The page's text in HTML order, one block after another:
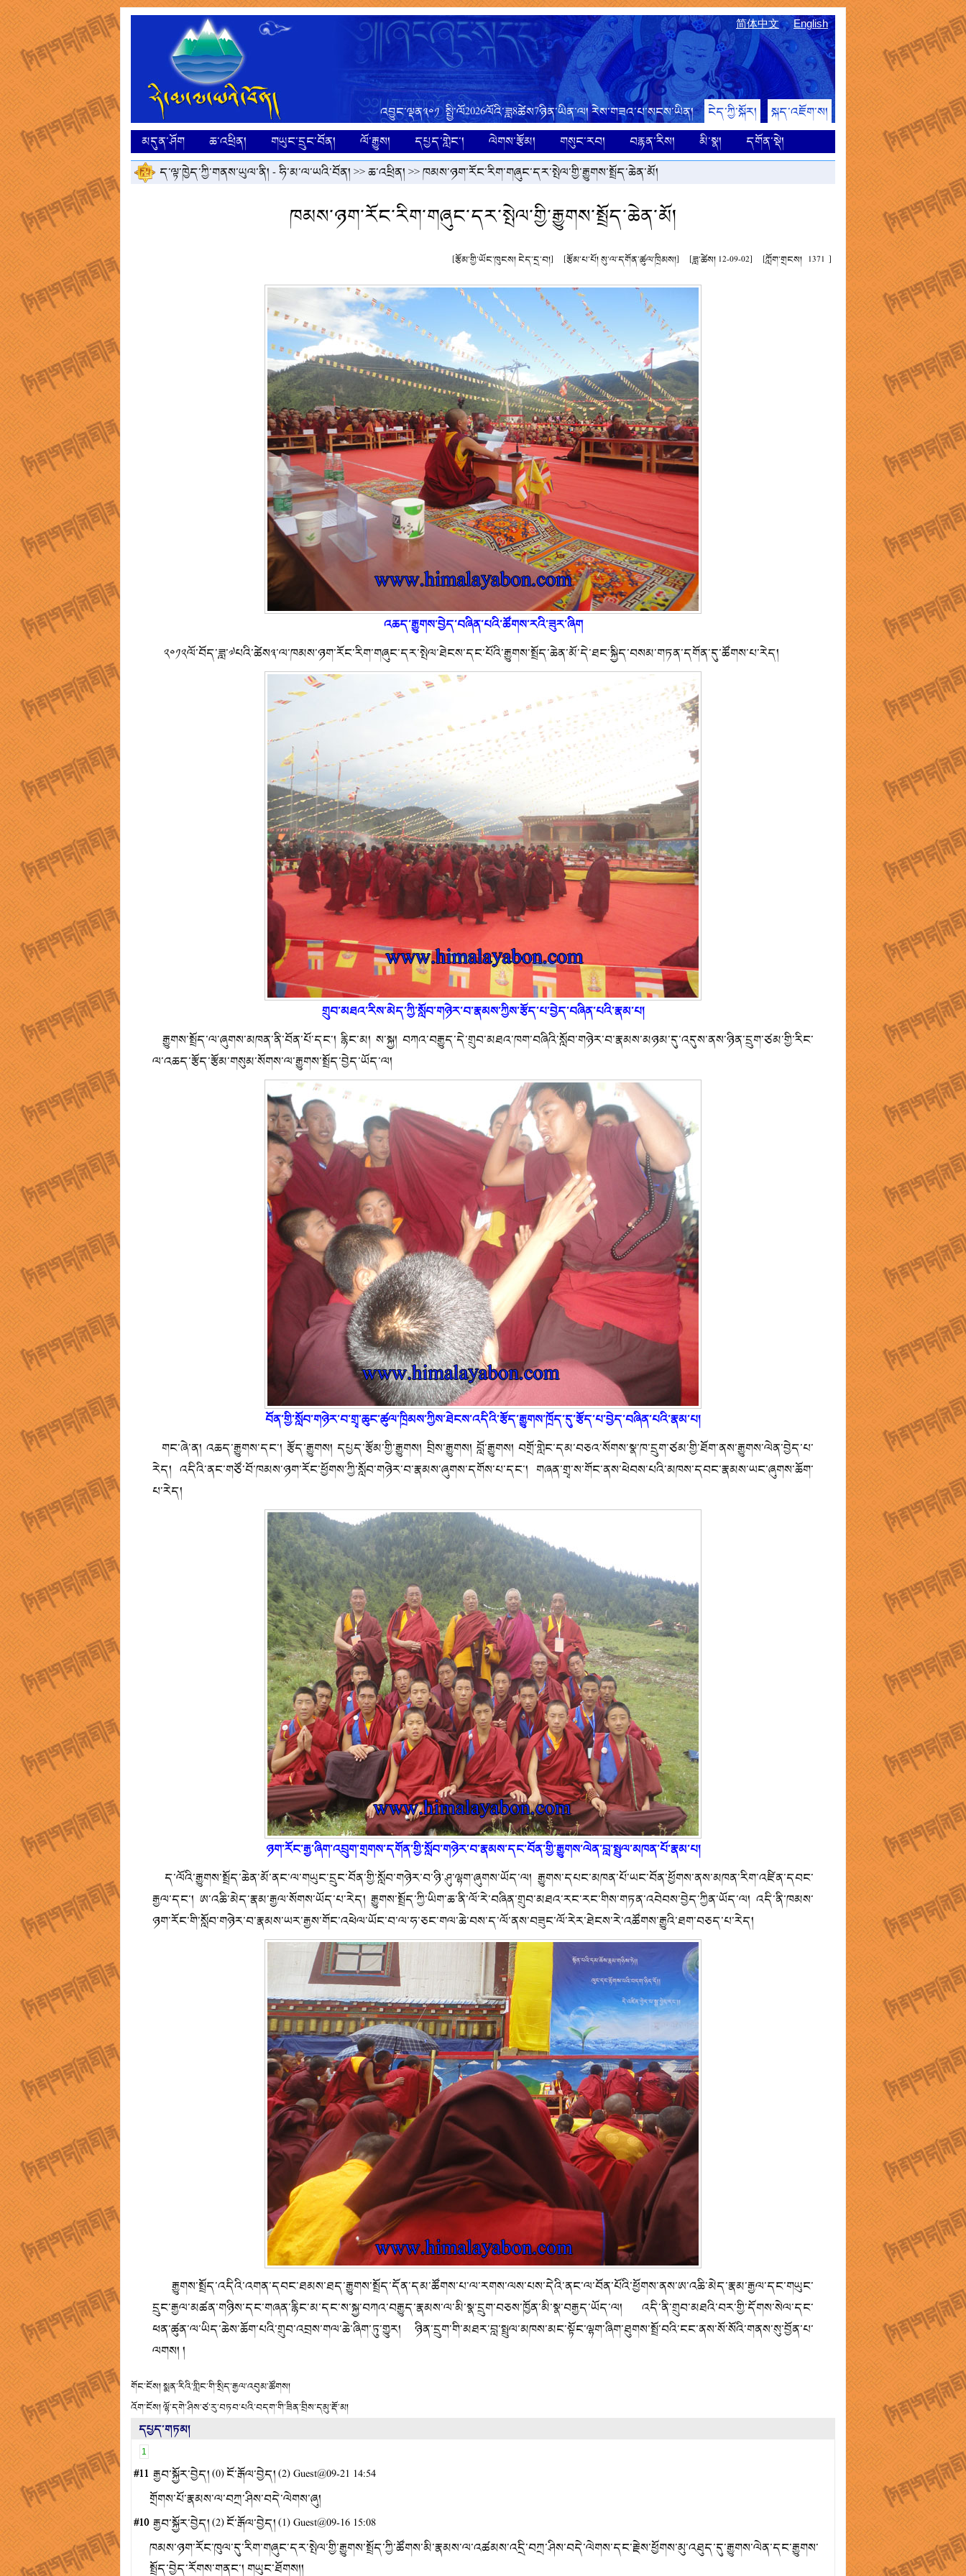
简体中文 English
འབྱུང་ལྡན༣༠༡ སྤྱི་ལོ2026ལོའི་ཟླ8ཚེས7ཉིན་ཡིན་ལ། རེས་གཟའ་པ་སངས་ཡིན། ངེད་ཀྱི་སྐོར།
སྐད་འཇོག་ས།
མདུན་ཤོག
ཆ་འཕྲིན། གཡུང་དྲུང་བོན། ལོ་རྒྱུས། དཔྱད་གླེང་། ལེགས་རྩོམ། གསུང་རབ། བརྙན་རིས། མི་སྣ།
དགོན་སྡེ།
ད་ལྟ་ཁྱེད་ཀྱི་གནས་ཡུལ་ནི། -ཧི་མ་ལ་ཡའི་བོན། >>ཆ་འཕྲིན། >> ཁམས་ཉག་རོང་རིག་གཞུང་དར་སྤེལ་གྱི་རྒྱུགས་སྤྲོད་ཆེན་མོ།
ཁམས་ཉག་རོང་རིག་གཞུང་དར་སྤེལ་གྱི་རྒྱུགས་སྤྲོད་ཆེན་མོ།
[རྩོམ་གྱི་ཡོང་ཁུངས། ངེད་དྲ་བ།] [རྩོམ་པ་པོ། སུ་ལ་དགོན་ཚུལ་ཁྲིམས།] [ཟླ་ཚེས། 12-09-02] [ཀློག་གྲངས། 1371 ]
འཆད་རྒྱུགས་བྱེད་བཞིན་པའི་ཚོགས་རའི་ཟུར་ཞིག
༢༠༡༢ལོ་བོད་ཟླ་༧པའི་ཚེས༣་ལ་ཁམས་ཉག་རོང་རིག་གཞུང་དར་སྤེལ་ཐེངས་དང་པོའི་རྒྱུགས་སྤྲོད་ཆེན་མོ་དེ་ཐང་སྐྱིད་བསམ་གཏན་དགོན་དུ་ཚོགས་པ་རེད།
གྲུབ་མཐའ་རིས་མེད་ཀྱི་སློབ་གཉེར་བ་རྣམས་ཀྱིས་རྩོད་པ་བྱེད་བཞིན་པའི་རྣམ་པ།
རྒྱུགས་སྤྲོད་ལ་ཞུགས་མཁན་ནི་བོན་པོ་དང་། རྙིང་མ། ས་སྐྱ། བཀའ་བརྒྱུད་དེ་གྲུབ་མཐའ་ཁག་བཞིའི་སློབ་གཉེར་བ་རྣམས་མཉམ་དུ་འདུས་ནས་ཉིན་དྲུག་ཙམ་གྱི་རིང་
ལ་འཆད་རྩོད་རྩོམ་གསུམ་སོགས་ལ་རྒྱུགས་སྤྲོད་བྱེད་ཡོད་ལ།
བོན་གྱི་སློབ་གཉེར་བ་གྲྭ་ཆུང་ཚུལ་ཁྲིམས་ཀྱིས་ཐེངས་འདིའི་རྩོད་རྒྱུགས་ཁྲོད་དུ་རྩོད་པ་བྱེད་བཞིན་པའི་རྣམ་པ།
གང་ཞེ་ན། འཆད་རྒྱུགས་དང་། རྩོད་རྒྱུགས། དཔྱད་རྩོམ་གྱི་རྒྱུགས། བྲིས་རྒྱུགས། བློ་རྒྱུགས། བགྲོ་གླེང་དམ་བཅའ་སོགས་སྣ་ཁ་དྲུག་ཙམ་གྱི་ཐོག་ནས་རྒྱུགས་ལེན་བྱེད་པ་
རེད། འདིའི་ནང་གཙོ་བོ་ཁམས་ཉག་རོང་ཕྱོགས་ཀྱི་སློབ་གཉེར་བ་རྣམས་ཞུགས་དགོས་པ་དང་། གཞན་གྲྭ་ས་གོང་ནས་ཕེབས་པའི་མཁས་དབང་རྣམས་ཡང་ཞུགས་ཆོག་
པ་རེད།
ཉག་རོང་རྒྱ་ཞིག་འབྲུག་གྲགས་དགོན་གྱི་སློབ་གཉེར་བ་རྣམས་དང་བོན་གྱི་རྒྱུགས་ལེན་བླ་སྤྲུལ་མཁན་པོ་རྣམ་པ།
ད་ལོའི་རྒྱུགས་སྤྲོད་ཆེན་མོ་ནང་ལ་གཡུང་དྲུང་བོན་གྱི་སློབ་གཉེར་བ་ཉི་ཤུ་ལྷག་ཞུགས་ཡོད་ལ། རྒྱུགས་དཔང་མཁན་པོ་ཡང་བོན་ཕྱོགས་ནས་མཁན་རིག་འཛིན་དབང་
རྒྱལ་དང་། ཨ་འཆི་མེད་རྣམ་རྒྱལ་སོགས་ཡོད་པ་རེད། རྒྱུགས་སྤྲོད་ཀྱི་ཡིག་ཆ་ནི་ལོ་རེ་བཞིན་གྲུབ་མཐའ་རང་རང་གིས་གཏན་འབེབས་བྱེད་ཀྱིན་ཡོད་ལ། འདི་ནི་ཁམས་
ཉག་རོང་གི་སློབ་གཉེར་བ་རྣམས་ཡར་རྒྱས་གོང་འཕེལ་ཡོང་བ་ལ་ཧ་ཅང་གལ་ཆེ་བས་ད་ལོ་ནས་བཟུང་ལོ་རེར་ཐེངས་རེ་འཚོགས་རྒྱུའི་ཐག་བཅད་པ་རེད།
རྒྱུགས་སྤྲོད་འདིའི་འགན་དབང་ཐམས་ཐད་རྒྱུགས་སྤྲོད་དོན་དམ་ཚོགས་པ་ལ་རགས་ལས་པས་དེའི་ནང་ལ་བོན་པོའི་ཕྱོགས་ནས་ཨ་འཆི་མེད་རྣམ་རྒྱལ་དང་གཡུང་
དྲུང་རྒྱལ་མཚན་གཉིས་དང་གཞན་རྙིང་མ་དང་ས་སྐྱ་བཀའ་བརྒྱུད་རྣམས་ལ་མི་སྣ་དྲུག་བཅས་ཁྱོན་མི་སྣ་བརྒྱད་ཡོད་ལ། འདི་ནི་གྲུབ་མཐའི་བར་གྱི་དོགས་སེལ་དང་
ཕན་ཚུན་ལ་ཡིད་ཆེས་ཆོག་པའི་གྲུབ་འབྲས་གལ་ཆེ་ཞིག་ཏུ་གྱུར། ཉིན་དྲུག་གི་མཐར་བླ་སྤྲུལ་མཁས་མང་སྟོང་ལྷག་ཞིག་ཐུགས་སྤྲོ་བའི་ངང་ནས་སོ་སོའི་གནས་སུ་བྱོན་པ་
ལགས། །
གོང་ངོས།སྨན་རིའི་གླིང་གི་སྲིད་རྒྱལ་འབུམ་ཚོགས།
འོག་ངོས།ལྷོ་དགེ་ཤིས་ཙ་རུ་བཏབ་པའི་བདག་གི་ཟིན་བྲིས་དམུ་རྡོ་མ།
དཔྱད་གཏམ།
1
#11 རྒྱབ་སྐྱོར་བྱེད།(0)ངོ་རྒོལ་བྱེད།(2) Guest@09-21 14:54
གྲོགས་པོ་རྣམས་ལ་བཀྲ་ཤིས་བདེ་ལེགས་ཞུ།
#10 རྒྱབ་སྐྱོར་བྱེད།(2)ངོ་རྒོལ་བྱེད།(1) Guest@09-16 15:08
ཁམས་ཉག་རོང་ཁུལ་དུ་རིག་གཞུང་དར་སྤེལ་གྱི་རྒྱུགས་སྤྲོད་ཀྱི་ཚོགས་མི་རྣམས་ལ་འཚམས་འདྲི་བཀྲ་ཤིས་བདེ་ལེགས་དང་རྗེས་ཕྱོགས་མུ་འཐུད་དུ་རྒྱུགས་ལེན་དང་རྒྱུགས་
སྤྲོད་བྱེད་རོགས་གནང་། གཡུང་ཐོགས།།